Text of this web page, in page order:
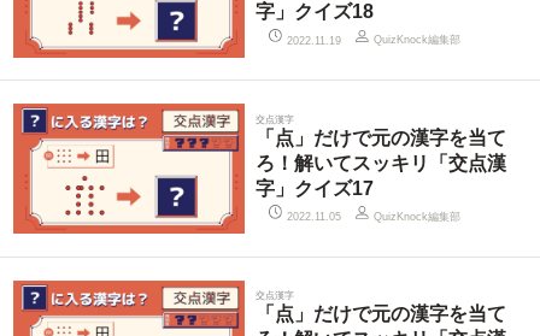
字」クイズ18
2022.11.19 QuizKnock編集部
交点漢字
「点」だけで元の漢字を当て
ろ！解いてスッキリ「交点漢
字」クイズ17
2022.11.05 QuizKnock編集部
交点漢字
「点」だけで元の漢字を当て